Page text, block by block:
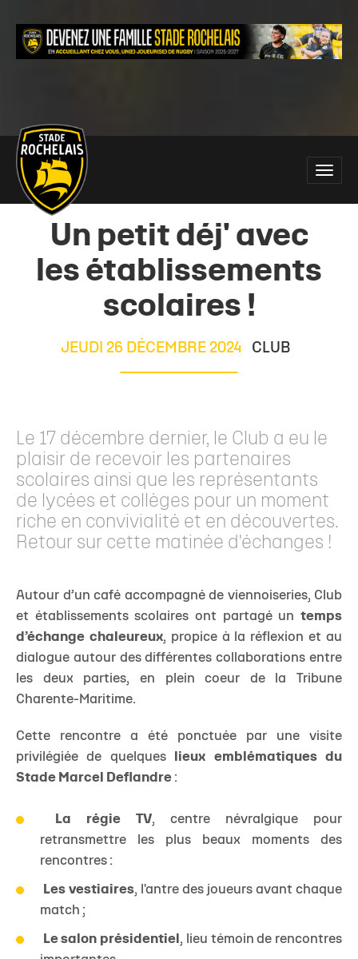
Main
site
navigation
Toggle
Un petit déj' avec
les établissements
scolaires !
JEUDI 26 DÉCEMBRE 2024 CLUB
Le 17 décembre dernier, le Club a eu le
plaisir de recevoir les partenaires
scolaires ainsi que les représentants
de lycées et collèges pour un moment
riche en convivialité et en découvertes.
Retour sur cette matinée d'échanges !
Autour d’un café accompagné de viennoiseries, Club
et établissements scolaires ont partagé un temps
d’échange chaleureux, propice à la réflexion et au
dialogue autour des différentes collaborations entre
les deux parties, en plein coeur de la Tribune
Charente-Maritime.
Cette rencontre a été ponctuée par une visite
privilégiée de quelques
lieux emblématiques du
Stade Marcel Deflandre :
La régie TV, centre névralgique pour
retransmettre les plus beaux moments des
rencontres :
Les vestiaires, l'antre des joueurs avant chaque
match ;
Le salon présidentiel , lieu témoin de rencontres